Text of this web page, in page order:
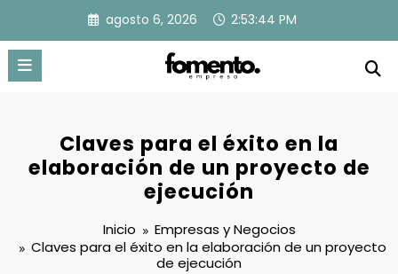
contenido
agosto 6, 2026 2:53:45 PM
Claves para el éxito en la
elaboración de un proyecto de
ejecución
Inicio
Empresas y Negocios
Claves para el éxito en la elaboración de un proyecto
de ejecución